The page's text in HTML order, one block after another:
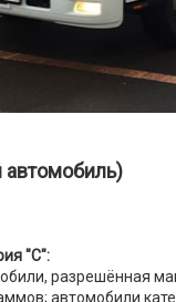
автомобиль)
"C":
разрешённая
автомобили